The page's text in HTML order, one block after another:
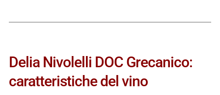
Delia Nivolelli DOC Grecanico:
caratteristiche del vino